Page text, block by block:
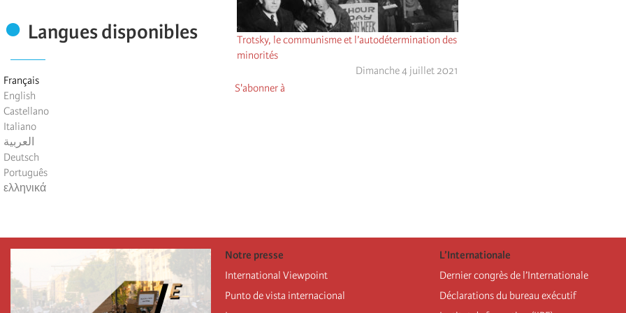
Langues disponibles
Français
English
Castellano
Italiano
العربية
Deutsch
Português
ελληνικά
Trotsky, le communisme et l’autodétermination des
minorités
Dimanche 4 juillet 2021
S'abonner à
Notre presse
International Viewpoint
Punto de vista internacional
L’Internationale
Dernier congrès de l’Internationale
Déclarations du bureau exécutif